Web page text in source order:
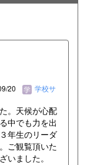
20
学校サ
。天候が心配
中でも力を出
年生のリーダ
ご観覧頂いた
いました。